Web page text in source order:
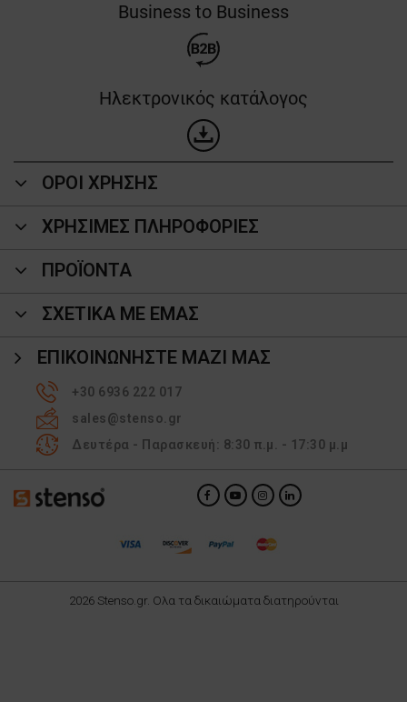
Business to Business
Ηλεκτρονικός κατάλογος
ΟΡΟΙ ΧΡΗΣΗΣ
ΧΡΗΣΙΜΕΣ ΠΛΗΡΟΦΟΡΙΕΣ
ΠΡΟΪΌΝΤΑ
ΣΧΕΤΙΚΑ ΜΕ ΕΜΑΣ
ΕΠΙΚΟΙΝΩΝΉΣΤΕ ΜΑΖΊ ΜΑΣ
+30 6936 222 017
sales@stenso.gr
Δευτέρα - Παρασκευή: 8:30 π.μ. - 17:30 μ.μ
2026 Stenso.gr. Ολα τα δικαιώματα διατηρούνται